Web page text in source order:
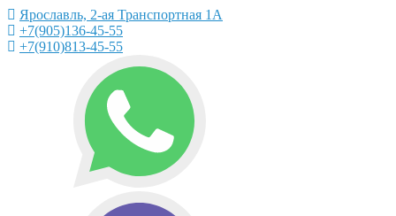
Ярославль, 2-ая Транспортная 1А
+7(905)136-45-55
+7(910)813-45-55